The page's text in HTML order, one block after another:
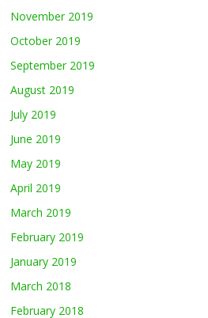
November 2019
October 2019
September 2019
August 2019
July 2019
June 2019
May 2019
April 2019
March 2019
February 2019
January 2019
March 2018
February 2018